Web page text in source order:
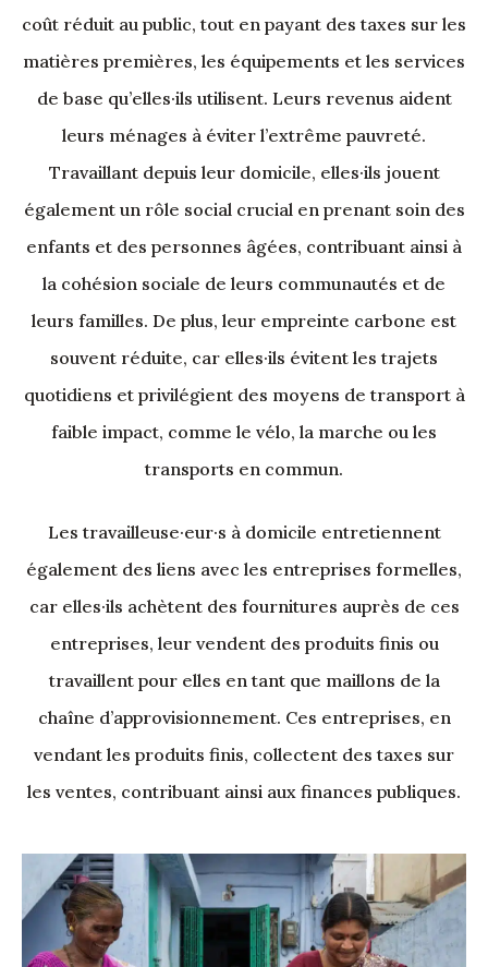
coût réduit au public, tout en payant des taxes sur les
matières premières, les équipements et les services
de base qu’elles·ils utilisent. Leurs revenus aident
leurs ménages à éviter l’extrême pauvreté.
Travaillant depuis leur domicile, elles·ils jouent
également un rôle social crucial en prenant soin des
enfants et des personnes âgées, contribuant ainsi à
la cohésion sociale de leurs communautés et de
leurs familles. De plus, leur empreinte carbone est
souvent réduite, car elles·ils évitent les trajets
quotidiens et privilégient des moyens de transport à
faible impact, comme le vélo, la marche ou les
transports en commun.
Les travailleuse·eur·s à domicile entretiennent
également des liens avec les entreprises formelles,
car elles·ils achètent des fournitures auprès de ces
entreprises, leur vendent des produits finis ou
travaillent pour elles en tant que maillons de la
chaîne d’approvisionnement. Ces entreprises, en
vendant les produits finis, collectent des taxes sur
les ventes, contribuant ainsi aux finances publiques.